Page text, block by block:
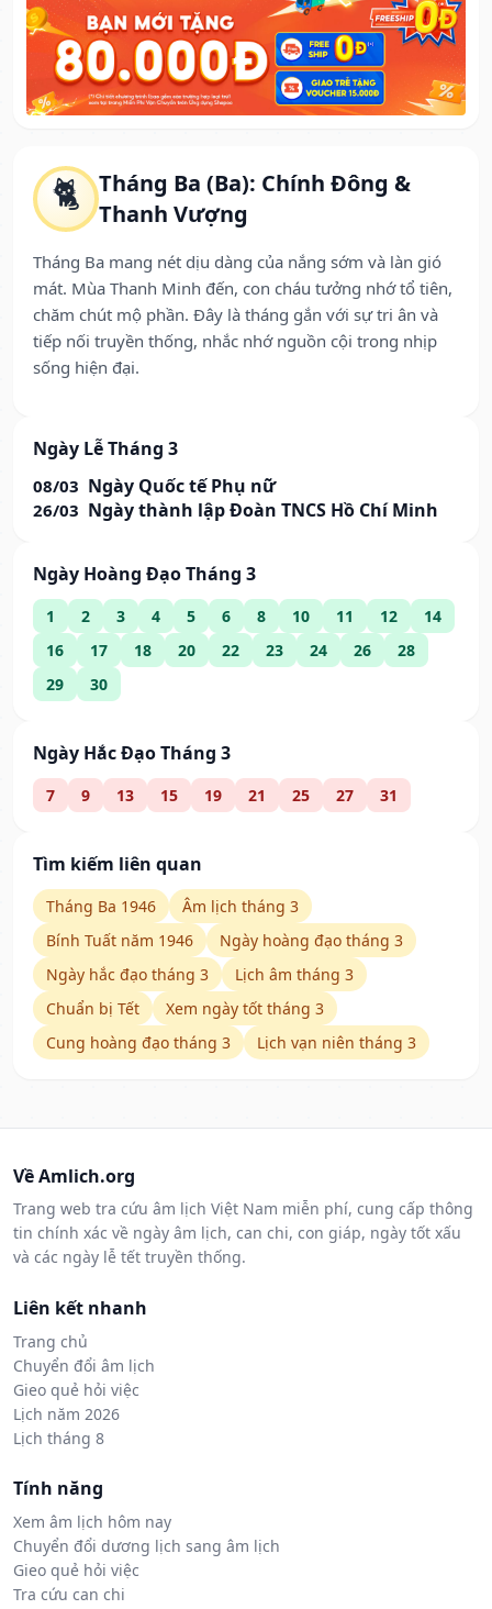
🐈
Tháng Ba (Ba): Chính Đông &
Thanh Vượng
Tháng Ba mang nét dịu dàng của nắng sớm và làn gió
mát. Mùa Thanh Minh đến, con cháu tưởng nhớ tổ tiên,
chăm chút mộ phần. Đây là tháng gắn với sự tri ân và
tiếp nối truyền thống, nhắc nhớ nguồn cội trong nhịp
sống hiện đại.
Ngày Lễ Tháng 3
08/03 Ngày Quốc tế Phụ nữ
26/03 Ngày thành lập Đoàn TNCS Hồ Chí Minh
Ngày Hoàng Đạo Tháng 3
1 2 3 4 5 6 8 10 11 12
14
16
17 18 20 22 23 24 26
28
29
30
Ngày Hắc Đạo Tháng 3
7 9 13 15 19 21 25 27 31
Tìm kiếm liên quan
Tháng Ba 1946
Âm lịch tháng 3
Bính Tuất năm 1946
Ngày hoàng đạo tháng 3
Ngày hắc đạo tháng 3
Lịch âm tháng 3
Chuẩn bị Tết
Xem ngày tốt tháng 3
Cung hoàng đạo tháng 3
Lịch vạn niên tháng 3
Về Amlich.org
Trang web tra cứu âm lịch Việt Nam miễn phí, cung cấp thông
tin chính xác về ngày âm lịch, can chi, con giáp, ngày tốt xấu
và các ngày lễ tết truyền thống.
Liên kết nhanh
Trang chủ
Chuyển đổi âm lịch
Gieo quẻ hỏi việc
Lịch năm 2026
Lịch tháng 8
Tính năng
Xem âm lịch hôm nay
Chuyển đổi dương lịch sang âm lịch
Gieo quẻ hỏi việc
Tra cứu can chi